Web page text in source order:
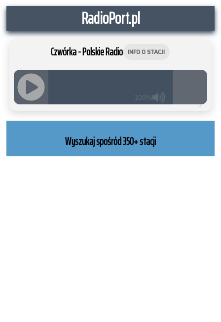
RadioPort.pl
Czwórka - Polskie Radio INFO O STACJI
100%
RADIO
WORDPRESS
Wyszukaj spośród 350+ stacji